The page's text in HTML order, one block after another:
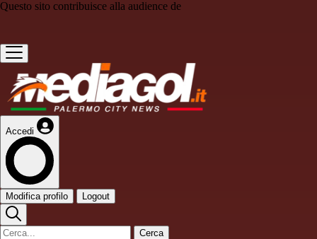
Questo sito contribuisce alla audience de
Accedi
Modifica profilo Logout
Cerca